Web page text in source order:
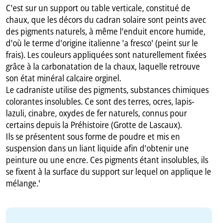
C'est sur un support ou table verticale, constitué de
chaux, que les décors du cadran solaire sont peints avec
des pigments naturels, à même l'enduit encore humide,
d'où le terme d'origine italienne 'a fresco' (peint sur le
frais). Les couleurs appliquées sont naturellement fixées
grâce à la carbonatation de la chaux, laquelle retrouve
son état minéral calcaire orginel.
Le cadraniste utilise des pigments, substances chimiques
colorantes insolubles. Ce sont des terres, ocres, lapis-
lazuli, cinabre, oxydes de fer naturels, connus pour
certains depuis la Préhistoire (Grotte de Lascaux).
Ils se présentent sous forme de poudre et mis en
suspension dans un liant liquide afin d'obtenir une
peinture ou une encre. Ces pigments étant insolubles, ils
se fixent à la surface du support sur lequel on applique le
mélange.'